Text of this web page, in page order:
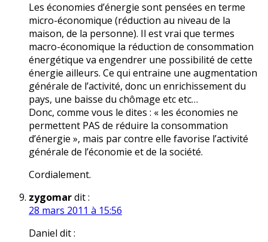
Les économies d’énergie sont pensées en terme
micro-économique (réduction au niveau de la
maison, de la personne). Il est vrai que termes
macro-économique la réduction de consommation
énergétique va engendrer une possibilité de cette
énergie ailleurs. Ce qui entraine une augmentation
générale de l’activité, donc un enrichissement du
pays, une baisse du chômage etc etc…
Donc, comme vous le dites : « les économies ne
permettent PAS de réduire la consommation
d’énergie », mais par contre elle favorise l’activité
générale de l’économie et de la société.
Cordialement.
zygomardit :
28 mars 2011 à 15:56
Daniel dit :